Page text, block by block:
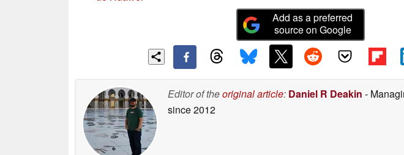
Add as a preferred
source on Google
Editor of theoriginal article: Daniel R Deakin -
since 2012